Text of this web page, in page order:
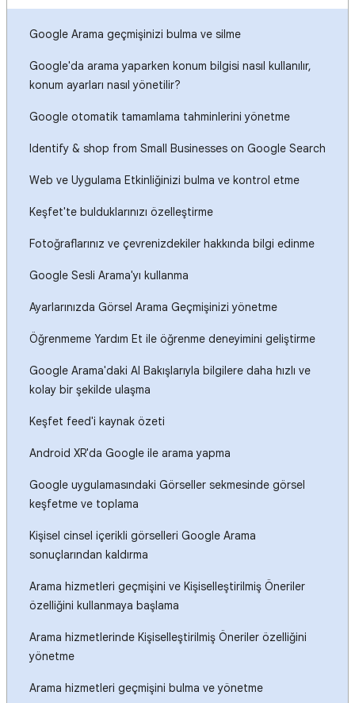
Google Arama geçmişinizi bulma ve silme
Google'da arama yaparken konum bilgisi nasıl kullanılır,
konum ayarları nasıl yönetilir?
Google otomatik tamamlama tahminlerini yönetme
Identify & shop from Small Businesses on Google Search
Web ve Uygulama Etkinliğinizi bulma ve kontrol etme
Keşfet'te bulduklarınızı özelleştirme
Fotoğraflarınız ve çevrenizdekiler hakkında bilgi edinme
Google Sesli Arama'yı kullanma
Ayarlarınızda Görsel Arama Geçmişinizi yönetme
Öğrenmeme Yardım Et ile öğrenme deneyimini geliştirme
Google Arama'daki AI Bakışlarıyla bilgilere daha hızlı ve
kolay bir şekilde ulaşma
Keşfet feed'i kaynak özeti
Android XR'da Google ile arama yapma
Google uygulamasındaki Görseller sekmesinde görsel
keşfetme ve toplama
Kişisel cinsel içerikli görselleri Google Arama
sonuçlarından kaldırma
Arama hizmetleri geçmişini ve Kişiselleştirilmiş Öneriler
özelliğini kullanmaya başlama
Arama hizmetlerinde Kişiselleştirilmiş Öneriler özelliğini
yönetme
Arama hizmetleri geçmişini bulma ve yönetme